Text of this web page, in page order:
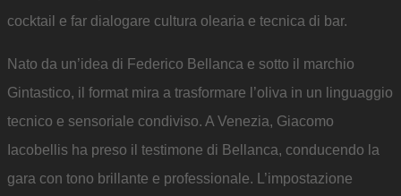
cocktail e far dialogare cultura olearia e tecnica di bar.
Nato da un’idea di Federico Bellanca e sotto il marchio
Gintastico, il format mira a trasformare l’oliva in un linguaggio
tecnico e sensoriale condiviso. A Venezia, Giacomo
Iacobellis ha preso il testimone di Bellanca, conducendo la
gara con tono brillante e professionale. L’impostazione